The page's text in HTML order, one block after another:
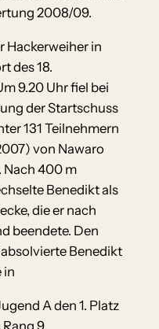
2008/09.
Hackerweiher in
des 18.
9.20 Uhr fiel bei
der Startschuss
131 Teilnehmern
von Nawaro
Nach 400 m
Benedikt als
die er nach
beendete. Den
Benedikt
in
A den 1. Platz
9.